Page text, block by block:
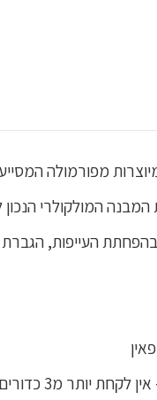
המולקולרי הנכון
בהפחתת העייפות,
מ3 כדורים ביום